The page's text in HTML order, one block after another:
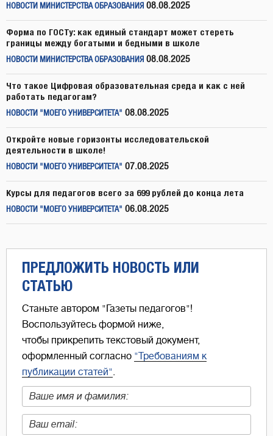
НОВОСТИ МИНИСТЕРСТВА ОБРАЗОВАНИЯ 08.08.2025
Форма по ГОСТу: как единый стандарт может стереть
границы между богатыми и бедными в школе
НОВОСТИ МИНИСТЕРСТВА ОБРАЗОВАНИЯ 08.08.2025
Что такое Цифровая образовательная среда и как с ней
работать педагогам?
НОВОСТИ "МОЕГО УНИВЕРСИТЕТА" 08.08.2025
Откройте новые горизонты исследовательской
деятельности в школе!
НОВОСТИ "МОЕГО УНИВЕРСИТЕТА" 07.08.2025
Курсы для педагогов всего за 699 рублей до конца лета
НОВОСТИ "МОЕГО УНИВЕРСИТЕТА" 06.08.2025
ПРЕДЛОЖИТЬ НОВОСТЬ ИЛИ
СТАТЬЮ
Станьте автором "Газеты педагогов"!
Воспользуйтесь формой ниже,
чтобы прикрепить текстовый документ,
оформленный согласно "Требованиям к
публикации статей"